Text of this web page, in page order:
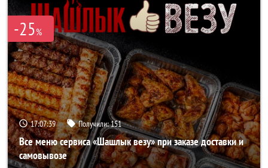
-25%
17:07:36 Получили:151
Все меню сервиса «Шашлык везу» при заказе доставки и
самовывозе